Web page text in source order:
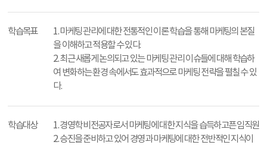
학습목표
1. 마케팅 관리에 대한 전통적인 이론 학습을 통해 마케팅의 본질
을 이해하고 적용할 수 있다.
2. 최근 새롭게 논의되고 있는 마케팅 관리 이슈들에 대해 학습하
여 변화하는 환경 속에서도 효과적으로 마케팅 전략을 펼칠 수 있
다.
학습대상
1. 경영학 비전공자로서 마케팅에 대한 지식을 습득하고픈 임직원
2. 승진을 준비하고 있어 경영과 마케팅에 대한 전반적인 지식이